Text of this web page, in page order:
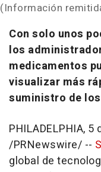
(Información
Con solo unos
los
medicamentos
visualizar más
suministro de
PHILADELPHIA, 5
/PRNewswire/ --
global de